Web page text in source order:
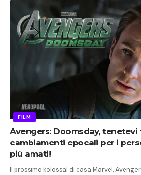
FILM
Avengers: Doomsday, tenetevi
cambiamenti epocali per i
più amati!
Il prossimo kolossal di casa Marvel,